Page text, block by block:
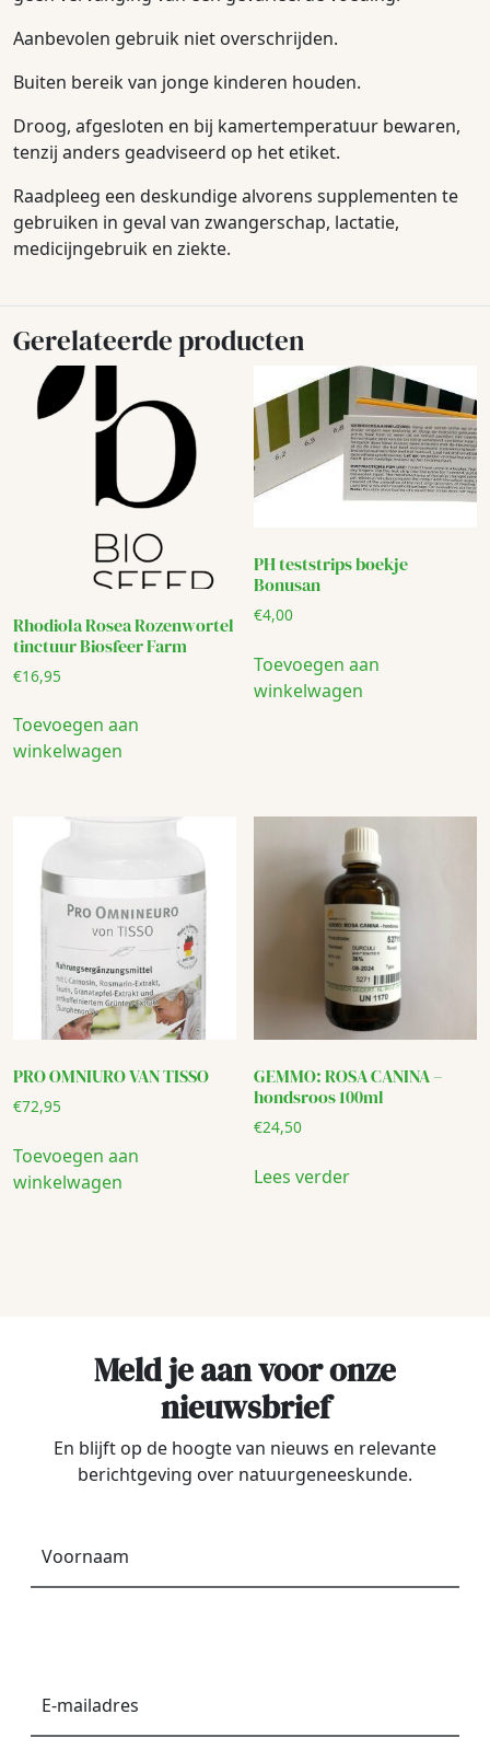
Aanbevolen gebruik niet overschrijden.
Buiten bereik van jonge kinderen houden.
Droog, afgesloten en bij kamertemperatuur bewaren,
tenzij anders geadviseerd op het etiket.
Raadpleeg een deskundige alvorens supplementen te
gebruiken in geval van zwangerschap, lactatie,
medicijngebruik en ziekte.
Gerelateerde producten
Rhodiola Rosea Rozenwortel
tinctuur Biosfeer Farm
€16,95
Toevoegen aan
winkelwagen
PH teststrips boekje
Bonusan
€4,00
Toevoegen aan
winkelwagen
PRO OMNIURO VAN TISSO
€72,95
Toevoegen aan
winkelwagen
GEMMO: ROSA CANINA –
hondsroos 100ml
€24,50
Lees verder
Meld je aan voor onze
nieuwsbrief
En blijft op de hoogte van nieuws en relevante
berichtgeving over natuurgeneeskunde.